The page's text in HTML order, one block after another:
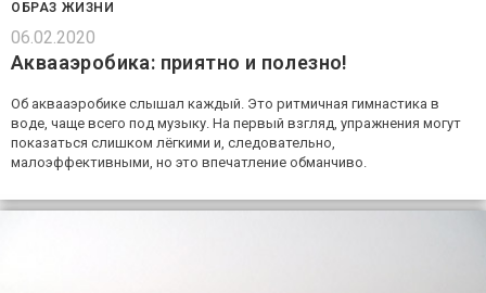
ОБРАЗ ЖИЗНИ
06.02.2020
Аквааэробика: приятно и полезно!
Об аквааэробике слышал каждый. Это ритмичная гимнастика в
воде, чаще всего под музыку. На первый взгляд, упражнения могут
показаться слишком лёгкими и, следовательно,
малоэффективными, но это впечатление обманчиво.